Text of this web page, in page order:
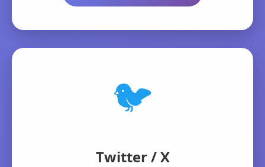
🐦
Twitter / X